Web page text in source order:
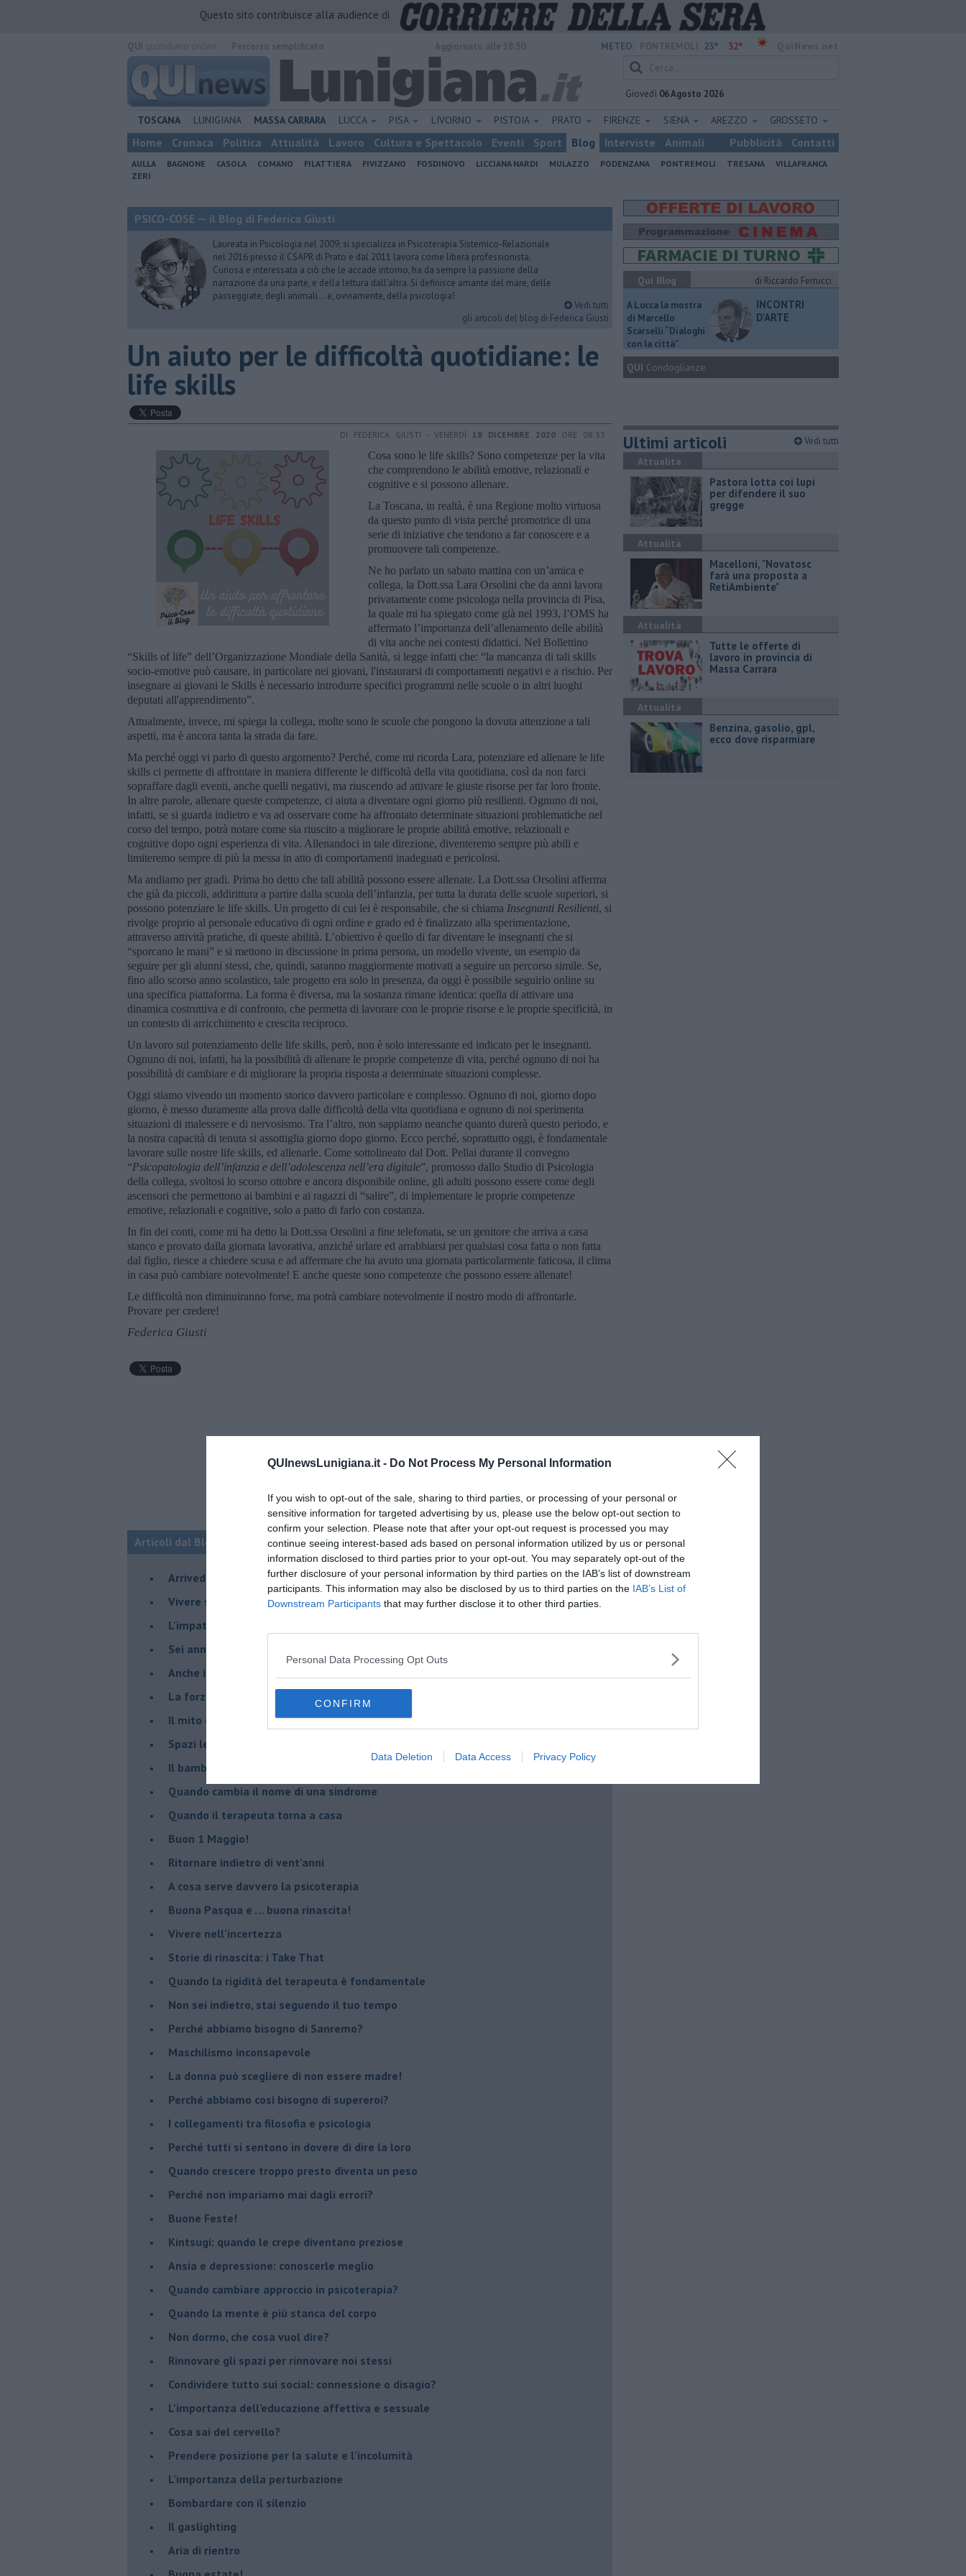
QUInewsLunigiana.it - Do Not Process My Personal Information
If you wish to opt-out of the sale, sharing to third parties, or processing of your personal or
sensitive information for targeted advertising by us, please use the below opt-out section to
confirm your selection. Please note that after your opt-out request is processed you may
continue seeing interest-based ads based on personal information utilized by us or personal
information disclosed to third parties prior to your opt-out. You may separately opt-out of the
further disclosure of your personal information by third parties on the IAB’s list of downstream
participants. This information may also be disclosed by us to third parties on the IAB’s List of
Downstream Participants that may further disclose it to other third parties.
Personal Data Processing Opt Outs
CONFIRM
Data Deletion Data Access Privacy Policy
Questo sito contribuisce alla audience di
METEO: 23° 32°
Giovedì 06 Agosto 2026
TOSCANA LUNIGIANA MASSA CARRARA LUCCA PISA LIVORNO PISTOIA PRATO FIRENZE SIENA AREZZO GROSSETO
Home Cronaca Politica Attualità Lavoro Cultura e Spettacolo Eventi Sport Blog Interviste Animali Pubblicità Contatti
AULLA BAGNONE CASOLA COMANO FILATTIERA FIVIZZANO FOSDINOVO LICCIANA NARDI MULAZZO PODENZANA PONTREMOLI TRESANA
VILLAFRANCA
ZERI
PSICO-COSE — il Blog di Federica Giusti
Laureata in Psicologia nel 2009, si specializza in Psicoterapia Sistemico-Relazionale
nel 2016 presso il CSAPR di Prato e dal 2011 lavora come libera professionista.
Curiosa e interessata a ciò che le accade intorno, ha da sempre la passione della
narrazione da una parte, e della lettura dall’altra. Si definisce amante del mare, delle
passeggiate, degli animali… e, ovviamente, della psicologia!
Vedi tutti
gli articoli del blog di Federica Giusti
Un aiuto per le difficoltà quotidiane: le
life skills
DI FEDERICA GIUSTI - VENERDÌ 18 DICEMBRE 2020 ORE 08:33
Cosa sono le life skills? Sono competenze per la vita
che comprendono le abilità emotive, relazionali e
cognitive e si possono allenare.
La Toscana, in realtà, è una Regione molto virtuosa
da questo punto di vista perché promotrice di una
serie di iniziative che tendono a far conoscere e a
promuovere tali competenze.
Ne ho parlato un sabato mattina con un’amica e
collega, la Dott.ssa Lara Orsolini che da anni lavora
privatamente come psicologa nella provincia di Pisa,
la quale mi ha spiegato come già nel 1993, l’OMS ha
affermato l’importanza dell’allenamento delle abilità
di vita anche nei contesti didattici. Nel Bollettino
“Skills of life” dell’Organizzazione Mondiale della Sanità, si legge infatti che: “la mancanza di tali skills
socio-emotive può causare, in particolare nei giovani, l'instaurarsi di comportamenti negativi e a rischio. Per
insegnare ai giovani le Skills è necessario introdurre specifici programmi nelle scuole o in altri luoghi
deputati all'apprendimento”.
Attualmente, invece, mi spiega la collega, molte sono le scuole che pongono la dovuta attenzione a tali
aspetti, ma è ancora tanta la strada da fare.
Ma perché oggi vi parlo di questo argomento? Perché, come mi ricorda Lara, potenziare ed allenare le life
skills ci permette di affrontare in maniera differente le difficoltà della vita quotidiana, così da non farci
sopraffare dagli eventi, anche quelli negativi, ma riuscendo ad attivare le giuste risorse per far loro fronte.
In altre parole, allenare queste competenze, ci aiuta a diventare ogni giorno più resilienti. Ognuno di noi,
infatti, se si guarda indietro e va ad osservare come ha affrontato determinate situazioni problematiche nel
corso del tempo, potrà notare come sia riuscito a migliorare le proprie abilità emotive, relazionali e
cognitive dopo ogni esperienza di vita. Allenandoci in tale direzione, diventeremo sempre più abili e
limiteremo sempre di più la messa in atto di comportamenti inadeguati e pericolosi.
Ma andiamo per gradi. Prima ho detto che tali abilità possono essere allenate. La Dott.ssa Orsolini afferma
che già da piccoli, addirittura a partire dalla scuola dell’infanzia, per tutta la durata delle scuole superiori, si
possono potenziare le life skills. Un progetto di cui lei è responsabile, che si chiama Insegnanti Resilienti, si
rivolge proprio al personale educativo di ogni ordine e grado ed è finalizzato alla sperimentazione,
attraverso attività pratiche, di queste abilità. L’obiettivo è quello di far diventare le insegnanti che si
“sporcano le mani” e si mettono in discussione in prima persona, un modello vivente, un esempio da
seguire per gli alunni stessi, che, quindi, saranno maggiormente motivati a seguire un percorso simile. Se,
fino allo scorso anno scolastico, tale progetto era solo in presenza, da oggi è possibile seguirlo online su
una specifica piattaforma. La forma è diversa, ma la sostanza rimane identica: quella di attivare una
dinamica costruttiva e di confronto, che permetta di lavorare con le proprie risorse e le proprie specificità, in
un contesto di arricchimento e crescita reciproco.
Un lavoro sul potenziamento delle life skills, però, non è solo interessante ed indicato per le insegnanti.
Ognuno di noi, infatti, ha la possibilità di allenare le proprie competenze di vita, perché ognuno di noi ha
possibilità di cambiare e di migliorare la propria risposta a determinate situazioni complesse.
Oggi stiamo vivendo un momento storico davvero particolare e complesso. Ognuno di noi, giorno dopo
giorno, è messo duramente alla prova dalle difficoltà della vita quotidiana e ognuno di noi sperimenta
situazioni di malessere e di nervosismo. Tra l’altro, non sappiamo neanche quanto durerà questo periodo, e
la nostra capacità di tenuta si assottiglia giorno dopo giorno. Ecco perché, soprattutto oggi, è fondamentale
lavorare sulle nostre life skills, ed allenarle. Come sottolineato dal Dott. Pellai durante il convegno
“Psicopatologia dell’infanzia e dell’adolescenza nell’era digitale”, promosso dallo Studio di Psicologia
della collega, svoltosi lo scorso ottobre e ancora disponibile online, gli adulti possono essere come degli
ascensori che permettono ai bambini e ai ragazzi di “salire”, di implementare le proprie competenze
emotive, relazionali e cognitive, solo a patto di farlo con costanza.
In fin dei conti, come mi ha detto la Dott.ssa Orsolini a fine telefonata, se un genitore che arriva a casa
stanco e provato dalla giornata lavorativa, anziché urlare ed arrabbiarsi per qualsiasi cosa fatta o non fatta
dal figlio, riesce a chiedere scusa e ad affermare che ha avuto una giornata particolarmente faticosa, il clima
in casa può cambiare notevolmente! E anche queste sono competenze che possono essere allenate!
Le difficoltà non diminuiranno forse, ma potrà cambiare notevolmente il nostro modo di affrontarle.
Provare per credere!
Federica Giusti
Articoli dal Blog “Psico-cose” di Federica Giusti
​Arrivederci a settembre
​Vivere secondo la regola del QB (quanto basta)
​L'impatto delle alte temperature sull’umore
Sei anni di Psico-Cose
​Anche il terapeuta “sente”
​La forza silenziosa dell'impegno
​Il mito della madre leonessa
Spazi leggeri per tempi complessi
Il bambino, il marshmallow e il tempo
​Quando cambia il nome di una sindrome
​Quando il terapeuta torna a casa
​Buon 1 Maggio!
Ritornare indietro di vent’anni
​A cosa serve davvero la psicoterapia
​Buona Pasqua e … buona rinascita!
​Vivere nell’incertezza
​Storie di rinascita: i Take That
​Quando la rigidità del terapeuta è fondamentale
​Non sei indietro, stai seguendo il tuo tempo
​Perché abbiamo bisogno di Sanremo?
​Maschilismo inconsapevole
​La donna può scegliere di non essere madre!
​Perché abbiamo così bisogno di supereroi?
​I collegamenti tra filosofia e psicologia
​Perché tutti si sentono in dovere di dire la loro
​Quando crescere troppo presto diventa un peso
​Perché non impariamo mai dagli errori?
​Buone Feste!
​Kintsugi: quando le crepe diventano preziose
Ansia e depressione: conoscerle meglio
Quando cambiare approccio in psicoterapia?
​Quando la mente è più stanca del corpo
Non dormo, che cosa vuol dire?
​Rinnovare gli spazi per rinnovare noi stessi
​Condividere tutto sui social: connessione o disagio?
​L’importanza dell’educazione affettiva e sessuale
​Cosa sai del cervello?
Prendere posizione per la salute e l’incolumità
L’importanza della perturbazione
​Bombardare con il silenzio
Il gaslighting
Aria di rientro
Qui Blog
di Riccardo Ferrucci
A Lucca la mostra
di Marcello
Scarselli “Dialoghi
con la città"
INCONTRI
D'ARTE
QUI Condoglianze
Ultimi articoli Vedi tutti
Attualità
Pastora lotta coi lupi
per difendere il suo
gregge
Attualità
Macelloni, "Novatosc
farà una proposta a
RetiAmbiente"
Attualità
​Tutte le offerte di
lavoro in provincia di
Massa Carrara
Attualità
​Benzina, gasolio, gpl,
ecco dove risparmiare